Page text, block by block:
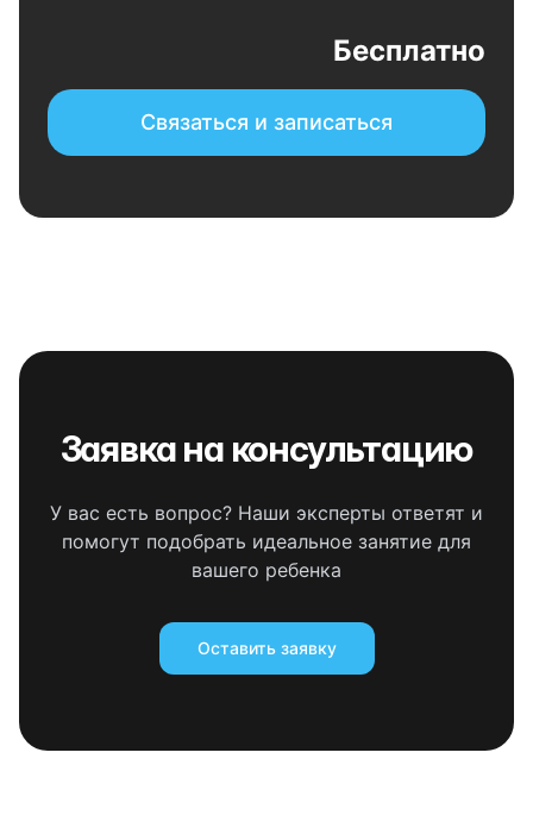
Бесплатно
Связаться и записаться
Заявка на консультацию
У вас есть вопрос? Наши эксперты ответят и
помогут подобрать идеальное занятие для
вашего ребенка
Оставить заявку